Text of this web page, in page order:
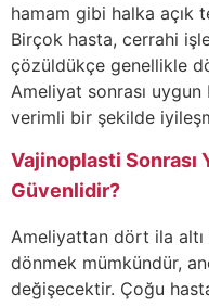
hamam gibi halka açık
Birçok hasta, cerrahi
çözüldükçe genellikle
Ameliyat sonrası
verimli bir şekilde
Vajinoplasti Sonrası
Güvenlidir?
Ameliyattan dört ila
dönmek mümkündür,
değişecektir. Çoğu